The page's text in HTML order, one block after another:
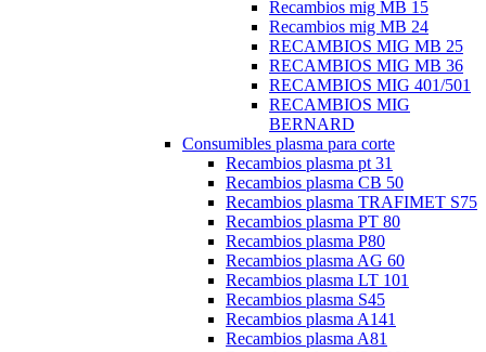
Recambios mig MB 15
Recambios mig MB 24
RECAMBIOS MIG MB 25
RECAMBIOS MIG MB 36
RECAMBIOS MIG 401/501
RECAMBIOS MIG
BERNARD
Consumibles plasma para corte
Recambios plasma pt 31
Recambios plasma CB 50
Recambios plasma TRAFIMET S75
Recambios plasma PT 80
Recambios plasma P80
Recambios plasma AG 60
Recambios plasma LT 101
Recambios plasma S45
Recambios plasma A141
Recambios plasma A81